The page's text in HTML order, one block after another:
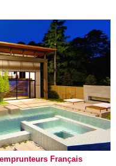
Français